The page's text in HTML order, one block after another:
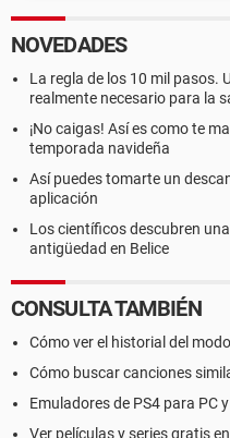
NOVEDADES
La regla de los 10 mil pasos.
realmente necesario para la
¡No caigas! Así es como te
temporada navideña
Así puedes tomarte un
aplicación
Los científicos descubren
antigüedad en Belice
CONSULTA TAMBIÉN
Cómo ver el historial del
Cómo buscar canciones
Emuladores de PS4 para PC
Ver películas y series gratis